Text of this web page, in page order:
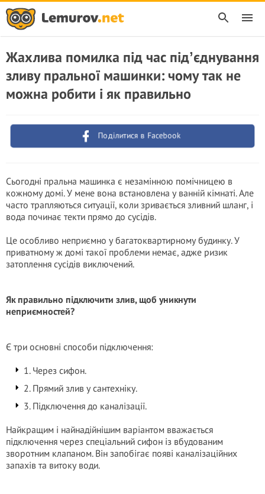
Жахлива помилка під час підʼєднування
зливу пральної машинки: чому так не
можна робити і як правильно
Поділитися в Facebook
Сьогодні пральна машинка є незамінною помічницею в
кожному домі. У мене вона встановлена у ванній кімнаті. Але
часто трапляються ситуації, коли зривається зливний шланг, і
вода починає текти прямо до сусідів.
Це особливо неприємно у багатоквартирному будинку. У
приватному ж домі такої проблеми немає, адже ризик
затоплення сусідів виключений.
Як правильно підключити злив, щоб уникнути
неприємностей?
Є три основні способи підключення:
1. Через сифон.
2. Прямий злив у сантехніку.
3. Підключення до каналізації.
Найкращим і найнадійнішим варіантом вважається
підключення через спеціальний сифон із вбудованим
зворотним клапаном. Він запобігає появі каналізаційних
запахів та витоку води.